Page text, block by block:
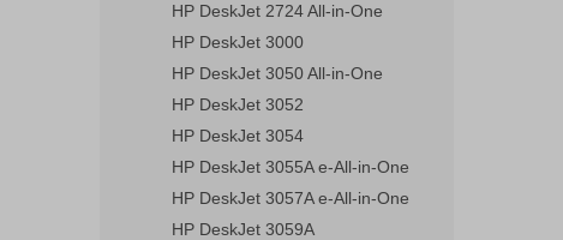
HP DeskJet 2724 All-in-One
HP DeskJet 3000
HP DeskJet 3050 All-in-One
HP DeskJet 3052
HP DeskJet 3054
HP DeskJet 3055A e-All-in-One
HP DeskJet 3057A e-All-in-One
HP DeskJet 3059A